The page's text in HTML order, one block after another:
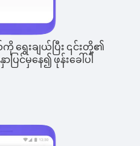
ေးချယ်ပြီး ၎င်းတို့၏
င်မှနေ၍ ဖုန်းခေါ်ပါ